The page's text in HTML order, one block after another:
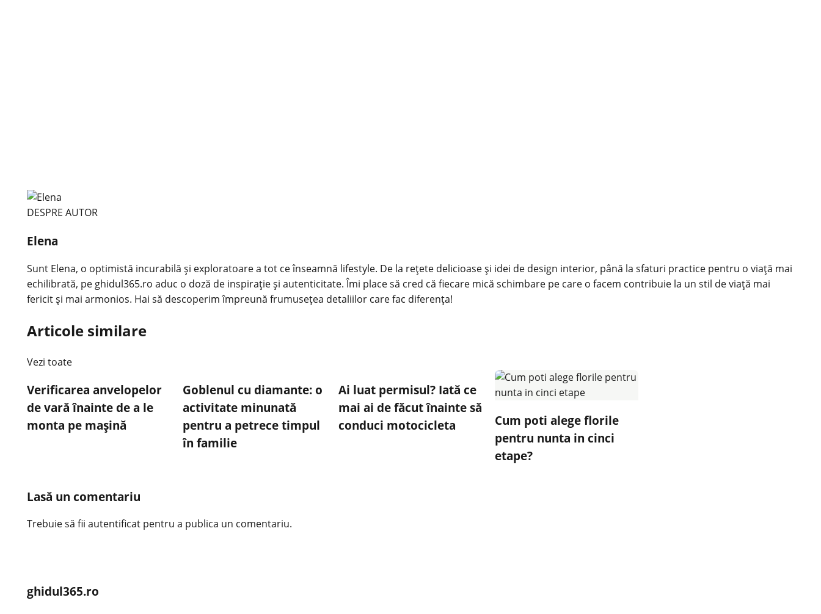
DESPRE AUTOR
Elena
Sunt Elena, o optimistă incurabilă și exploratoare a tot ce înseamnă lifestyle. De la rețete delicioase și idei de design interior, până la sfaturi practice pentru o viață mai
echilibrată, pe ghidul365.ro aduc o doză de inspirație și autenticitate. Îmi place să cred că fiecare mică schimbare pe care o facem contribuie la un stil de viață mai
fericit și mai armonios. Hai să descoperim împreună frumusețea detaliilor care fac diferența!
Articole similare
Vezi toate
Verificarea anvelopelor
de vară înainte de a le
monta pe mașină
Goblenul cu diamante: o
activitate minunată
pentru a petrece timpul
în familie
Ai luat permisul? Iată ce
mai ai de făcut înainte să
conduci motocicleta
Cum poti alege florile
pentru nunta in cinci
etape?
Lasă un comentariu
Trebuie să fii autentificat pentru a publica un comentariu.
ghidul365.ro